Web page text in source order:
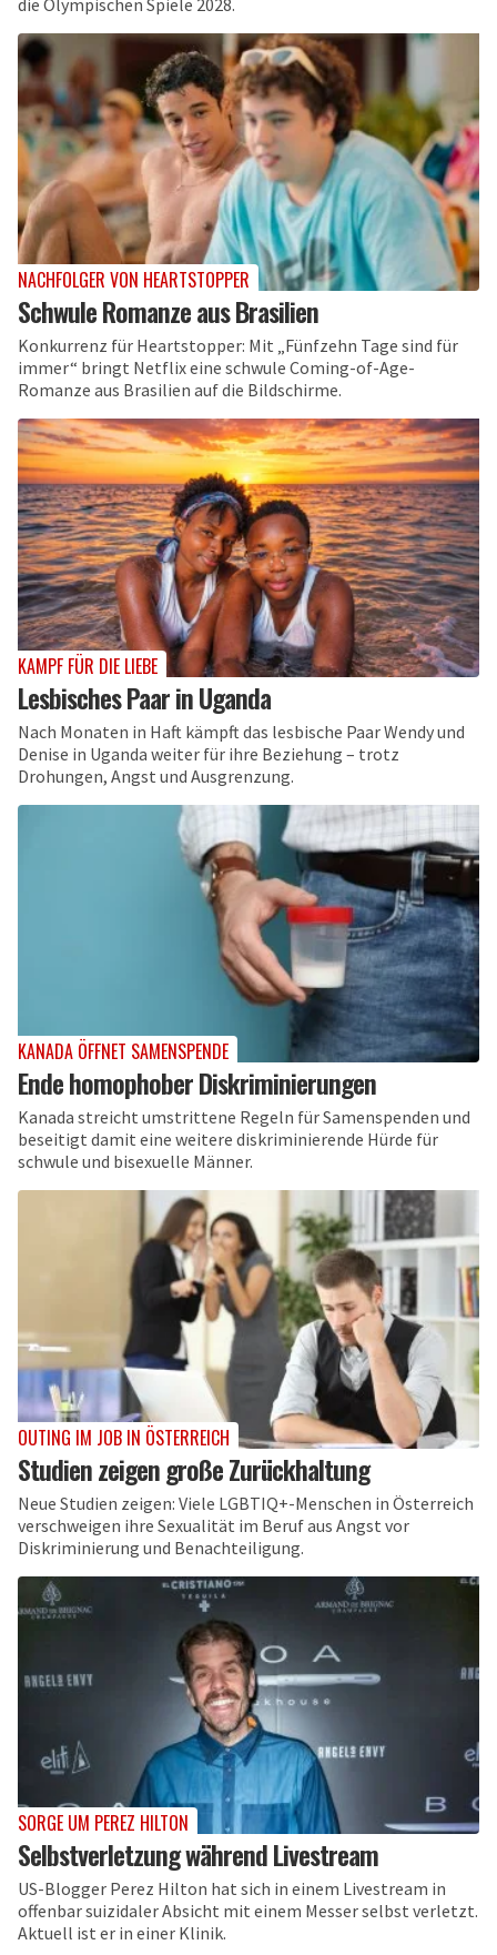
NACHFOLGER VON HEARTSTOPPER
Schwule Romanze aus Brasilien
Konkurrenz für Heartstopper: Mit „Fünfzehn Tage sind für
immer“ bringt Netflix eine schwule Coming-of-Age-
Romanze aus Brasilien auf die Bildschirme.
KAMPF FÜR DIE LIEBE
Lesbisches Paar in Uganda
Nach Monaten in Haft kämpft das lesbische Paar Wendy und
Denise in Uganda weiter für ihre Beziehung – trotz
Drohungen, Angst und Ausgrenzung.
KANADA ÖFFNET SAMENSPENDE
Ende homophober Diskriminierungen
Kanada streicht umstrittene Regeln für Samenspenden und
beseitigt damit eine weitere diskriminierende Hürde für
schwule und bisexuelle Männer.
OUTING IM JOB IN ÖSTERREICH
Studien zeigen große Zurückhaltung
Neue Studien zeigen: Viele LGBTIQ+-Menschen in Österreich
verschweigen ihre Sexualität im Beruf aus Angst vor
Diskriminierung und Benachteiligung.
SORGE UM PEREZ HILTON
Selbstverletzung während Livestream
US-Blogger Perez Hilton hat sich in einem Livestream in
offenbar suizidaler Absicht mit einem Messer selbst verletzt.
Aktuell ist er in einer Klinik.